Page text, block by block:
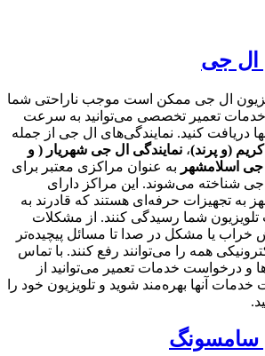
ال جی
ال جی ممکن است موجب ناراحتی شما
خدمات تعمیر تخصصی می‌توانید به سرعت
دریافت کنید. نمایندگی‌های ال جی از جمله
(و پرند)، نمایندگی ال جی شهریار ( و
جی اسلامشهر به عنوان مراکزی معتبر برای
جی شناخته می‌شوند. این مراکز دارای
تجهیزات حرفه‌ای هستند که قادرند به
شما رسیدگی کنند. از مشکلات
خراب یا مشکل در صدا تا مسائل پیچیده‌تر
همه را می‌توانند رفع کنند. با تماس
و درخواست خدمات تعمیر می‌توانید از
آنها بهره‌مند شوید و تلویزیون خود را
سامسونگ